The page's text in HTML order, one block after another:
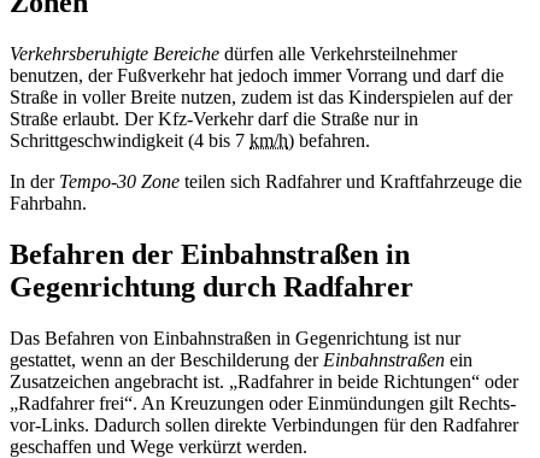
Verkehrsberuhigte Bereiche dürfen alle Verkehrsteilnehmer
benutzen, der Fußverkehr hat jedoch immer Vorrang und darf die
Straße in voller Breite nutzen, zudem ist das Kinderspielen auf der
Straße erlaubt. Der Kfz-Verkehr darf die Straße nur in
Schrittgeschwindigkeit (4 bis 7 km/h) befahren.
In der Tempo-30 Zone teilen sich Radfahrer und Kraftfahrzeuge die
Fahrbahn.
Befahren der Einbahnstraßen in
Gegenrichtung durch Radfahrer
Das Befahren von Einbahnstraßen in Gegenrichtung ist nur
gestattet, wenn an der Beschilderung der Einbahnstraßen ein
Zusatzeichen angebracht ist. „Radfahrer in beide Richtungen“ oder
„Radfahrer frei“. An Kreuzungen oder Einmündungen gilt Rechts-
vor-Links. Dadurch sollen direkte Verbindungen für den Radfahrer
geschaffen und Wege verkürzt werden.